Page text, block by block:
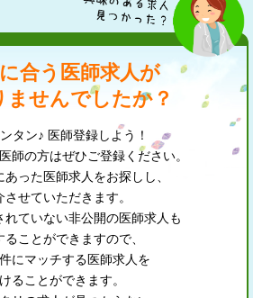
合う医師求人が
ませんでしたか？
タン♪ 医師登録しよう！
師の方はぜひご登録ください。
った医師求人をお探しし、
させていただきます。
れていない非公開の医師求人も
ることができますので、
にマッチする医師求人を
ることができます。